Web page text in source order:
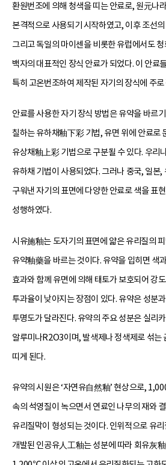
환원번조에 의해 청색을 띠는 안료로, 원元나
본격적으로 사용되기 시작하였고, 이후 조선
그리고 독일의 마이센을 비롯한 유럽에서도
백자의 대표적인 장식 안료가 되었다. 이 안료
특히 고온번조하여 제작된 자기의 장식에 주로
안료를 사용한 자기 장식 방법은 유약을 바르
칠하는 유하채釉下彩 기법, 유면 위에 안료로
유상채釉上彩 기법으로 구분될 수 있다. 우리
유하채 기법이 사용되었다. 그러나 중국, 일본
구워낸 자기의 표면에 다양한 안료로 색을 표
성행하였다.
시유施釉는 도자기의 표면에 얇은 유리질의
유약釉藥을 바르는 것이다. 유약을 입히면 색
효과와 함께 유면에 의해 태토가 보호되어 강
투과율이 낮아지는 장점이 있다. 유약은 성분
투명도가 달라진다. 유약의 주요 성분은 실리
알루미나R2O3이며, 발색제나 정색제로 섞는
띠게 된다.
유약의 시원은 ‘자연유自然釉’ 현상으로,
속의 석영질이 녹으면서 연료인 나무의 재와
유리질막이 형성되는 것이다. 인위적으로 유
개발된 인공유人工釉는 성분에 따라 회유灰